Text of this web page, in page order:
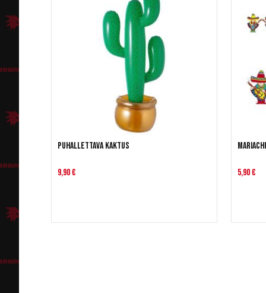
Puhallettava kaktus
9,90 € 5,90 €